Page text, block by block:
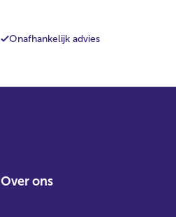
Onafhankelijk advies
Over ons